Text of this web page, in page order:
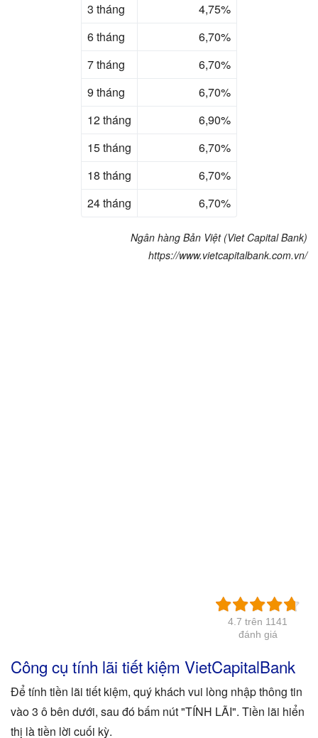
3 tháng
4,75%
6 tháng
6,70%
7 tháng
6,70%
9 tháng
6,70%
12 tháng
6,90%
15 tháng
6,70%
18 tháng
6,70%
24 tháng
6,70%
Ngân hàng Bản Việt (Viet Capital Bank)
https://www.vietcapitalbank.com.vn/
4.7 trên 1141
đánh giá
Công cụ tính lãi tiết kiệm VietCapitalBank
Để tính tiền lãi tiết kiệm, quý khách vui lòng nhập thông tin
vào 3 ô bên dưới, sau đó bấm nút "TÍNH LÃI". Tiền lãi hiển
thị là tiền lời cuối kỳ.